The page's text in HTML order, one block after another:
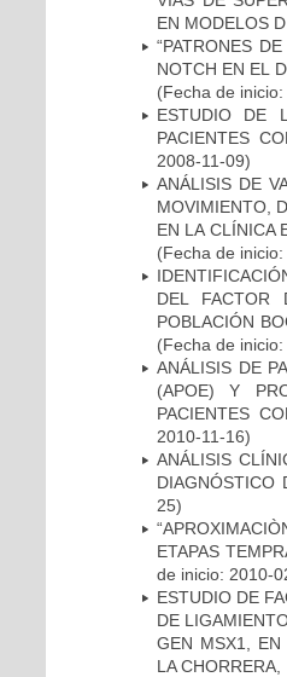
EN MODELOS
“PATRONES
NOTCH EN EL
(Fecha de
ESTUDIO DE
PACIENTES
2008-11-09)
ANÁLISIS DE
MOVIMIENTO,
EN LA CLÍNICA
(Fecha de
DEL FACTOR
POBLACIÓN
(Fecha de
ANÁLISIS DE
(APOE) Y
PACIENTES
2010-11-16)
ANÁLISIS
DIAGNÓSTICO
25)
ETAPAS
de inicio: 2010-
ESTUDIO DE
DE
GEN MSX1, EN
LA